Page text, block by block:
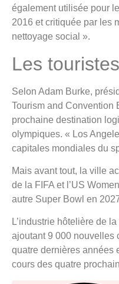
également utilisée pour
2016 et critiquée par les
nettoyage social ».
Les
Selon Adam Burke,
Tourism and Convention
prochaine destination
olympiques. « Los
capitales mondiales du
Mais avant tout, la ville
de la FIFA et l’US
autre Super Bowl en
L’industrie hôtelière de
ajoutant 9 000 nouvelles
quatre dernières années
cours des quatre